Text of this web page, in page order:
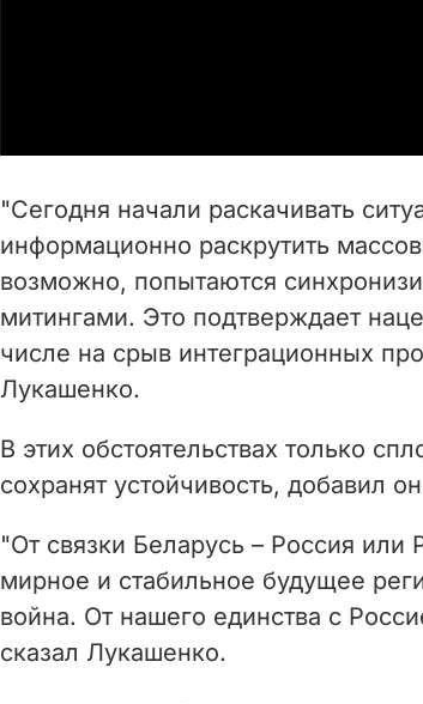
i
d
e
"Сегодня начали раскачивать
информационно раскрутить
возможно, попытаются
митингами. Это подтверждает
числе на срыв интеграционных
Лукашенко.
В этих обстоятельствах только
сохранят устойчивость, добавил
"От связки Беларусь – Россия или
мирное и стабильное будущее
война. От нашего единства с
сказал Лукашенко.